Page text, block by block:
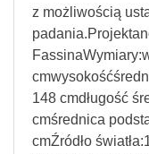
z możliwością
148 cmdługość
cmśrednica
cmŹródło